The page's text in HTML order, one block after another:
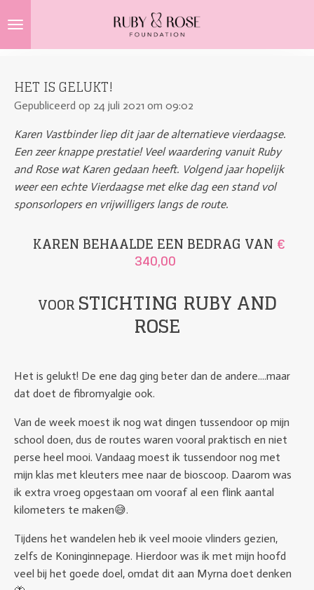
direct
naar
hoofdinhoud
HET IS GELUKT!
Gepubliceerd op 24 juli 2021 om 09:02
Karen Vastbinder liep dit jaar de alternatieve vierdaagse.
Een zeer knappe prestatie! Veel waardering vanuit Ruby
and Rose wat Karen gedaan heeft. Volgend jaar hopelijk
weer een echte Vierdaagse met elke dag een stand vol
sponsorlopers en vrijwilligers langs de route.
KAREN BEHAALDE EEN BEDRAG VAN €
340,00
VOOR STICHTING RUBY AND
ROSE
Het is gelukt! De ene dag ging beter dan de andere....maar
dat doet de fibromyalgie ook.
Van de week moest ik nog wat dingen tussendoor op mijn
school doen, dus de routes waren vooral praktisch en niet
perse heel mooi. Vandaag moest ik tussendoor nog met
mijn klas met kleuters mee naar de bioscoop. Daarom was
ik extra vroeg opgestaan om vooraf al een flink aantal
kilometers te maken😅.
Tijdens het wandelen heb ik veel mooie vlinders gezien,
zelfs de Koninginnepage. Hierdoor was ik met mijn hoofd
veel bij het goede doel, omdat dit aan Myrna doet denken